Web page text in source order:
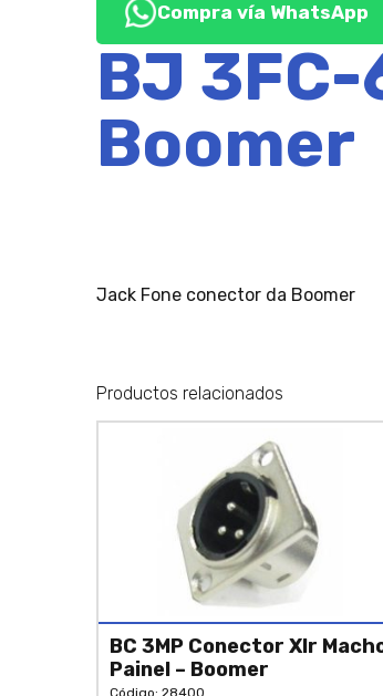
Compra vía WhatsApp
BJ
Boomer
Jack Fone conector da Boomer
Productos relacionados
BC 3MP Conector Xlr
Painel – Boomer
Código: 28400